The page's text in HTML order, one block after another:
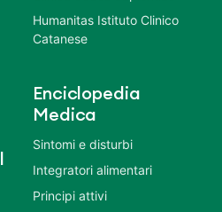
Humanitas Istituto Clinico
Catanese
Enciclopedia
Medica
Sintomi e disturbi
Integratori alimentari
Principi attivi